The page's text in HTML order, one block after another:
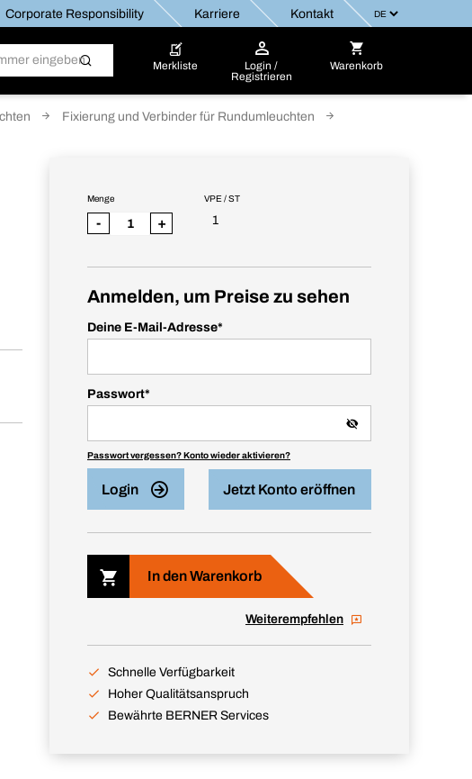
Corporate Responsibility Karriere Kontakt
Merkliste
Login /
Registrieren
Warenkorb
Fixierung und Verbinder für Rundumleuchten
VPE / ST
1
Menge
- +
Anmelden, um Preise zu sehen
Deine E-Mail-Adresse*
Passwort*
Passwort vergessen? Konto wieder aktivieren?
Login Jetzt Konto eröffnen
In den Warenkorb
Weiterempfehlen
Schnelle Verfügbarkeit
Hoher Qualitätsanspruch
Bewährte BERNER Services